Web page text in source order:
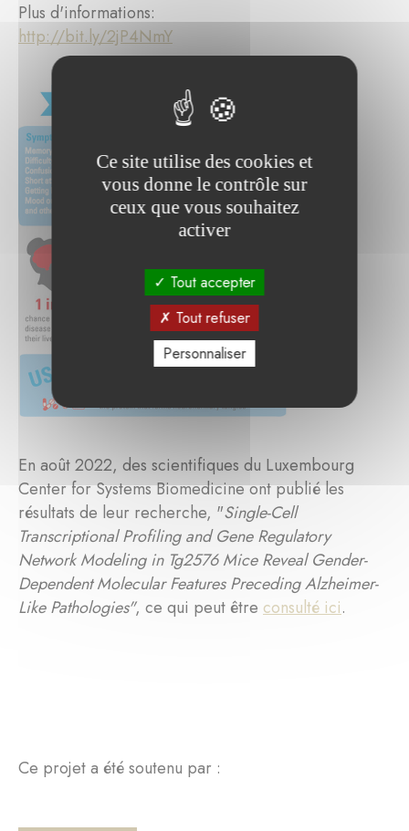
Plus d'informations:
http://bit.ly/2jP4NmY
En août 2022, des scientifiques du Luxembourg
Center for Systems Biomedicine ont publié les
résultats de leur recherche, "Single-Cell
Transcriptional Profiling and Gene Regulatory
Network Modeling in Tg2576 Mice Reveal Gender-
Dependent Molecular Features Preceding Alzheimer-
Like Pathologies", ce qui peut être consulté ici.
Ce projet a été soutenu par :
Ce site utilise des cookies et
vous donne le contrôle sur
ceux que vous souhaitez
activer
Tout accepter
Tout refuser
Personnaliser